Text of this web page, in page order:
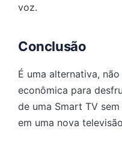
voz.
Conclusão
É uma alternativa,
econômica para
de uma Smart TV
em uma nova